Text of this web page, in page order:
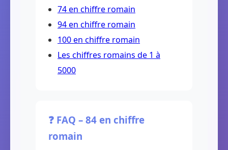
74 en chiffre romain
94 en chiffre romain
100 en chiffre romain
Les chiffres romains de 1 à
5000
❓ FAQ – 84 en chiffre
romain